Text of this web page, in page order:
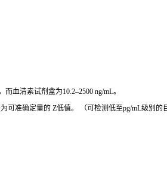
血清素试剂盒为10.2–2500 ng/mL。
准确定量的 Z低值。 （可检测低至pg/mL级别的